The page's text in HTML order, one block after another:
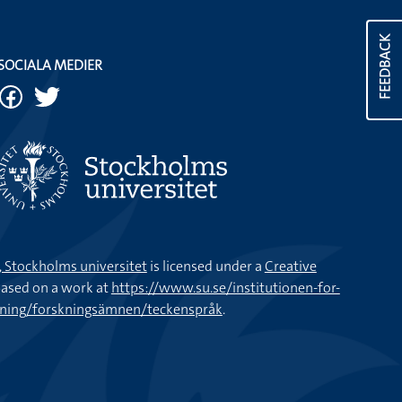
FEEDBACK
MEDIER
universitetis licensed under aCreative
on a work athttps://www.su.se/institutionen-for-
forskningsämnen/teckenspråk.